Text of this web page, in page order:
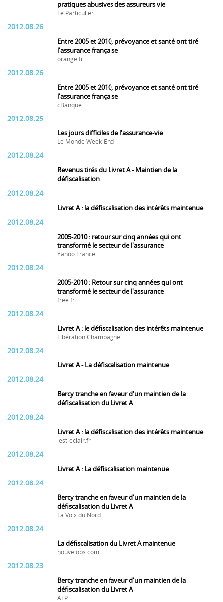
pratiques abusives des assureurs vie
Le Particulier
2012.08.26
Entre 2005 et 2010, prévoyance et santé ont tiré
l'assurance française
orange.fr
2012.08.26
Entre 2005 et 2010, prévoyance et santé ont tiré
l'assurance française
cBanque
2012.08.25
Les jours difficiles de l'assurance-vie
Le Monde Week-End
2012.08.24
Revenus tirés du Livret A - Maintien de la
défiscalisation
2012.08.24
Livret A : la défiscalisation des intérêts maintenue
2012.08.24
2005-2010 : retour sur cinq années qui ont
transformé le secteur de l'assurance
Yahoo France
2012.08.24
2005-2010 : Retour sur cinq années qui ont
transformé le secteur de l'assurance
free.fr
2012.08.24
Livret A : le défiscalisation des intérêts maintenue
Libération Champagne
2012.08.24
Livret A - La défiscalisation maintenue
2012.08.24
Bercy tranche en faveur d'un maintien de la
défiscalisation du Livret A
2012.08.24
Livret A : la défiscalisation des intérêts maintenue
lest-eclair.fr
2012.08.24
Livret A : La défiscalisation maintenue
2012.08.24
Bercy tranche en faveur d'un maintien de la
défiscalisation du Livret A
La Voix du Nord
2012.08.24
La défiscalisation du Livret A maintenue
nouvelobs.com
2012.08.23
Bercy tranche en faveur d'un maintien de la
défiscalisation du Livret A
AFP